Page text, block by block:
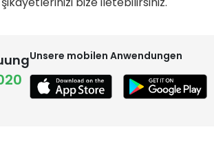
Unsere mobilen Anwendungen